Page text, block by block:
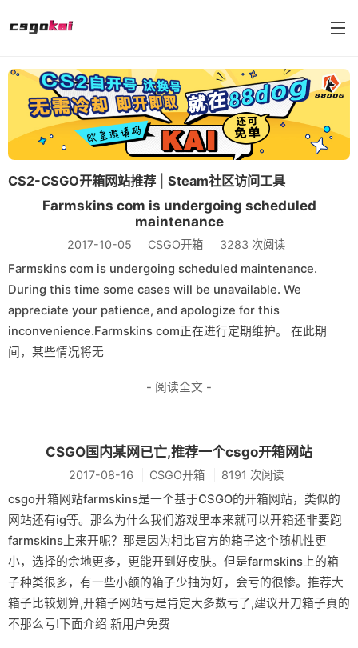
farmskins
88dog
flamecases
88hash-jp
CS2-CSGO开箱网站推荐
Steam社区访问工具
Farmskins com is undergoing scheduled
maintenance
2017-10-05 CSGO开箱 3283 次阅读
Farmskins com is undergoing scheduled maintenance.
During this time some cases will be unavailable. We
appreciate your patience, and apologize for this
inconvenience.Farmskins com正在进行定期维护。 在此期
间，某些情况将无
- 阅读全文 -
CSGO国内某网已亡,推荐一个csgo开箱网站
2017-08-16 CSGO开箱 8191 次阅读
csgo开箱网站farmskins是一个基于CSGO的开箱网站，类似的
网站还有ig等。那么为什么我们游戏里本来就可以开箱还非要跑
farmskins上来开呢？那是因为相比官方的箱子这个随机性更
小，选择的余地更多，更能开到好皮肤。但是farmskins上的箱
子种类很多，有一些小额的箱子少抽为好，会亏的很惨。推荐大
箱子比较划算,开箱子网站亏是肯定大多数亏了,建议开刀箱子真的
不那么亏!下面介绍 新用户免费